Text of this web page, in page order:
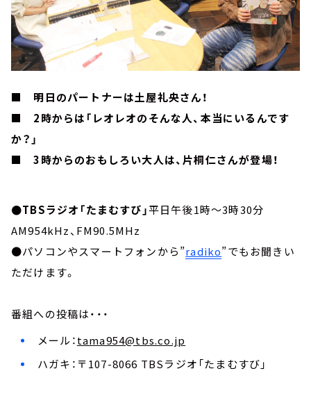
■ 明日のパートナーは土屋礼央さん！
■ 2時からは「レオレオのそんな人、本当にいるんです
か？」
■ 3時からのおもしろい大人は、片桐仁さんが登場！
●TBSラジオ「たまむすび」平日午後1時～3時30分
AM954kHz、FM90.5MHz
●パソコンやスマートフォンから”radiko”でもお聞きい
ただけます。
番組への投稿は・・・
メール：tama954@tbs.co.jp
ハガキ：〒107-8066 TBSラジオ「たまむすび」